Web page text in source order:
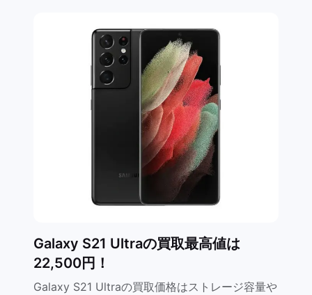
Galaxy S21 Ultraの買取最高値は
22,500円！
Galaxy S21 Ultraの買取価格はストレージ容量や